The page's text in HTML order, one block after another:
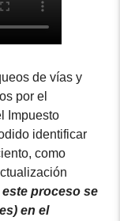
de vías y
por el
Impuesto
identificar
como
proceso se
en el